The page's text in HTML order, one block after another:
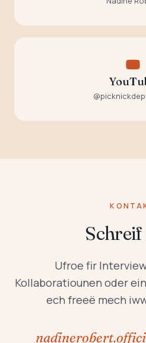
Schreif
Ufroe fir
Kollaboratiounen oder
ech freeë mech